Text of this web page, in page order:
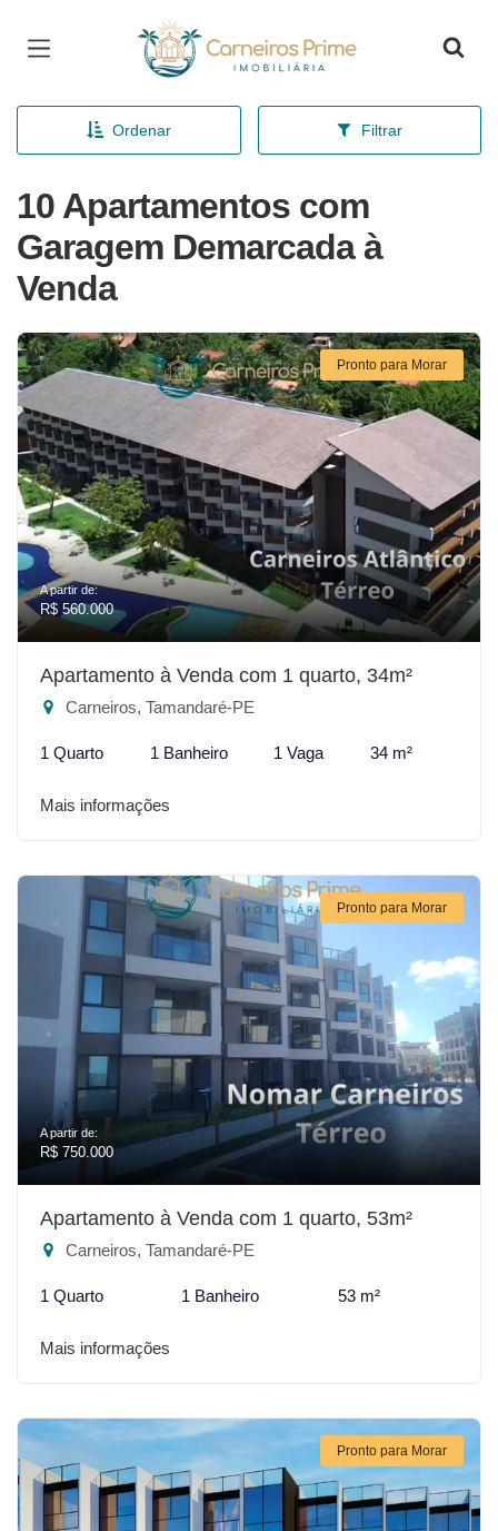
Página inicial
Ordenar Filtrar
10 Apartamentos com
Garagem Demarcada à
Venda
Pronto para Morar
A partir de:
R$ 560.000
Apartamento à Venda com 1 quarto, 34m²
Carneiros, Tamandaré-PE
1 Quarto 1 Banheiro 1 Vaga 34 m²
Mais informações
Pronto para Morar
A partir de:
R$ 750.000
Apartamento à Venda com 1 quarto, 53m²
Carneiros, Tamandaré-PE
1 Quarto 1 Banheiro 53 m²
Mais informações
Pronto para Morar